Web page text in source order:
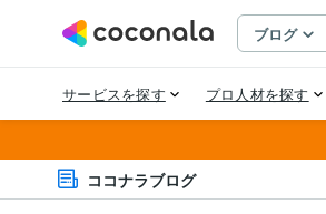
ココナラブログ